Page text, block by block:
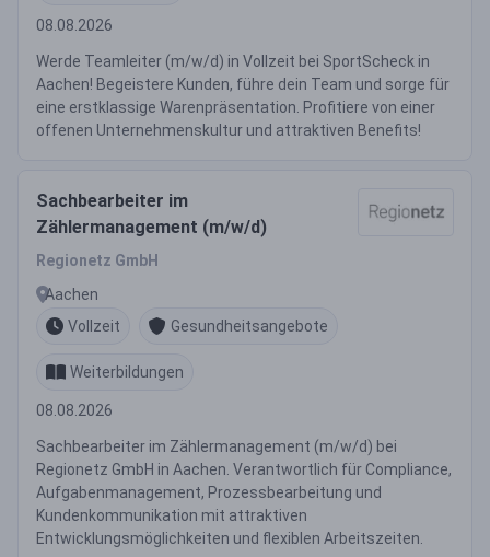
08.08.2026
Werde Teamleiter (m/w/d) in Vollzeit bei SportScheck in
Aachen! Begeistere Kunden, führe dein Team und sorge für
eine erstklassige Warenpräsentation. Profitiere von einer
offenen Unternehmenskultur und attraktiven Benefits!
Sachbearbeiter im
Zählermanagement (m/w/d)
Regionetz GmbH
Aachen
Vollzeit
Gesundheitsangebote
Weiterbildungen
08.08.2026
Sachbearbeiter im Zählermanagement (m/w/d) bei
Regionetz GmbH in Aachen. Verantwortlich für Compliance,
Aufgabenmanagement, Prozessbearbeitung und
Kundenkommunikation mit attraktiven
Entwicklungsmöglichkeiten und flexiblen Arbeitszeiten.